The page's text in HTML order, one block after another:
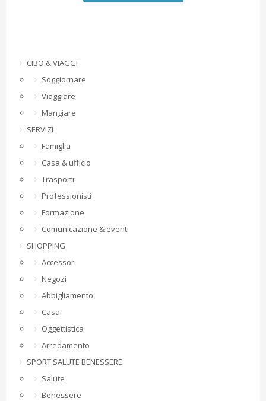
CIBO & VIAGGI
Soggiornare
Viaggiare
Mangiare
SERVIZI
Famiglia
Casa & ufficio
Trasporti
Professionisti
Formazione
Comunicazione & eventi
SHOPPING
Accessori
Negozi
Abbigliamento
Casa
Oggettistica
Arredamento
SPORT SALUTE BENESSERE
Salute
Benessere